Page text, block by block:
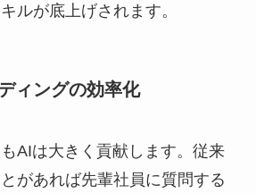
ルが底上げされます。
ィングの効率化
AIは大きく貢献します。従来
があれば先輩社員に質問する